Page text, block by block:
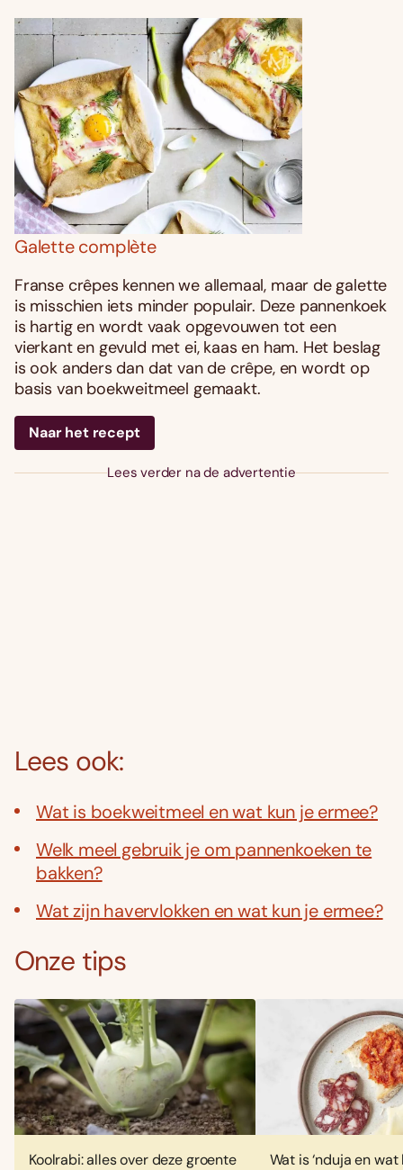
Galette complète
Franse crêpes kennen we allemaal, maar de galette
is misschien iets minder populair. Deze pannenkoek
is hartig en wordt vaak opgevouwen tot een
vierkant en gevuld met ei, kaas en ham. Het beslag
is ook anders dan dat van de crêpe, en wordt op
basis van boekweitmeel gemaakt.
Naar het recept
Lees verder na de advertentie
Lees ook:
Wat is boekweitmeel en wat kun je ermee?
Welk meel gebruik je om pannenkoeken te
bakken?
Wat zijn havervlokken en wat kun je ermee?
Onze tips
Koolrabi: alles over deze groente
Wat is ‘nduja en wat